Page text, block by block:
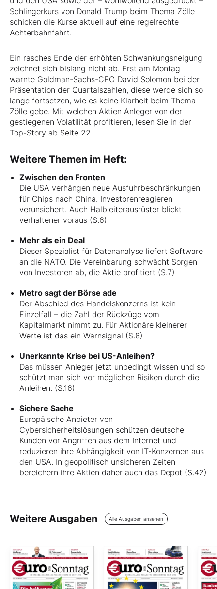
Schlingerkurs von Donald Trump beim Thema Zölle
schicken die Kurse aktuell auf eine regelrechte
Achterbahnfahrt.
Ein rasches Ende der erhöhten Schwankungsneigung
zeichnet sich bislang nicht ab. Erst am Montag
warnte Goldman-Sachs-CEO David Solomon bei der
Präsentation der Quartalszahlen, diese werde sich so
lange fortsetzen, wie es keine Klarheit beim Thema
Zölle gebe. Mit welchen Aktien Anleger von der
gestiegenen Volatilität profitieren, lesen Sie in der
Top-Story ab Seite 22.
Weitere Themen im Heft:
Zwischen den Fronten
Die USA verhängen neue Ausfuhrbeschränkungen
für Chips nach China. Investorenreagieren
verunsichert. Auch Halbleiterausrüster blickt
verhaltener voraus (S.6)
Mehr als ein Deal
Dieser Spezialist für Datenanalyse liefert Software
an die NATO. Die Vereinbarung schwächt Sorgen
von Investoren ab, die Aktie profitiert (S.7)
Metro sagt der Börse ade
Der Abschied des Handelskonzerns ist kein
Einzelfall – die Zahl der Rückzüge vom
Kapitalmarkt nimmt zu. Für Aktionäre kleinerer
Werte ist das ein Warnsignal (S.8)
Unerkannte Krise bei US-Anleihen?
Das müssen Anleger jetzt unbedingt wissen und so
schützt man sich vor möglichen Risiken durch die
Anleihen. (S.16)
Sichere Sache
Europäische Anbieter von
Cybersicherheitslösungen schützen deutsche
Kunden vor Angriffen aus dem Internet und
reduzieren ihre Abhängigkeit von IT-Konzernen aus
den USA. In geopolitisch unsicheren Zeiten
bereichern ihre Aktien daher auch das Depot (S.42)
Weitere Ausgaben Alle Ausgaben ansehen